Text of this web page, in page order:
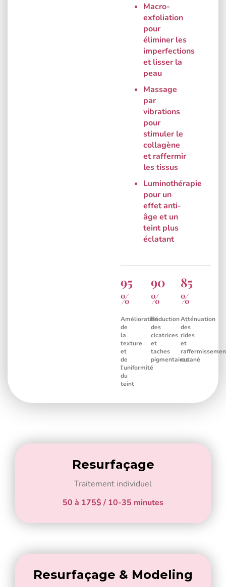
Macro-
exfoliation
pour
éliminer les
imperfections
et lisser la
peau
Massage
par
vibrations
pour
stimuler le
collagène
et raffermir
les tissus
Luminothérapie
pour un
effet anti-
âge et un
teint plus
éclatant
95
Amélioration
de
la
texture
et
de
l’uniformité
du
teint
90
Réduction
des
cicatrices
et
taches
pigmentaires
85
Atténuation
des
rides
et
cutané
Resurfaçage
Traitement individuel
50 à 175$ / 10-35 minutes
Resurfaçage & Modeling